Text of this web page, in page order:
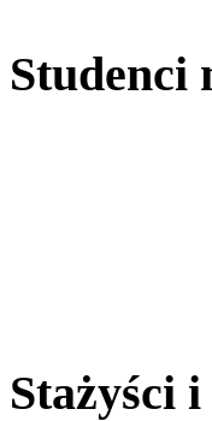
Studenci
Stażyści